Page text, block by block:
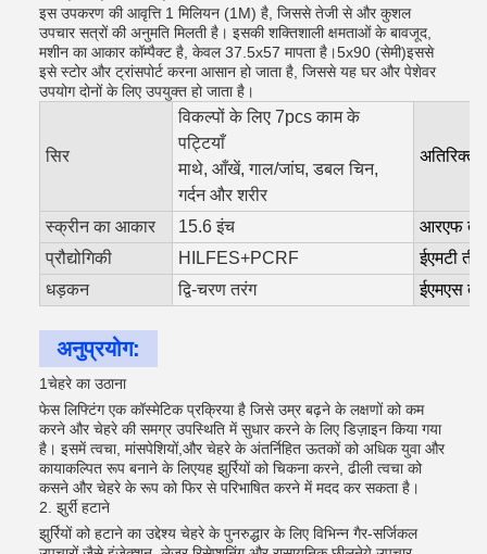
इस उपकरण की आवृत्ति 1 मिलियन (1M) है, जिससे तेजी से और कुशल
उपचार सत्रों की अनुमति मिलती है। इसकी शक्तिशाली क्षमताओं के बावजूद,
मशीन का आकार कॉम्पैक्ट है, केवल 37.5x57 मापता है।5x90 (सेमी)इससे
इसे स्टोर और ट्रांसपोर्ट करना आसान हो जाता है, जिससे यह घर और पेशेवर
उपयोग दोनों के लिए उपयुक्त हो जाता है।
सिर
विकल्पों के लिए 7pcs काम के
पट्टियाँ
माथे, आँखें, गाल/जांघ, डबल चिन,
गर्दन और शरीर
अतिरिक्त
स्क्रीन का आकार 15.6 इंच
आरएफ
प्रौद्योगिकी
HILFES+PCRF
ईएमटी
धड़कन
द्वि-चरण तरंग ईएमएस
अनुप्रयोग:
1चेहरे का उठाना
फेस लिफ्टिंग एक कॉस्मेटिक प्रक्रिया है जिसे उम्र बढ़ने के लक्षणों को कम
करने और चेहरे की समग्र उपस्थिति में सुधार करने के लिए डिज़ाइन किया गया
है। इसमें त्वचा, मांसपेशियों,और चेहरे के अंतर्निहित ऊतकों को अधिक युवा और
कायाकल्पित रूप बनाने के लिएयह झुर्रियों को चिकना करने, ढीली त्वचा को
कसने और चेहरे के रूप को फिर से परिभाषित करने में मदद कर सकता है।
2. झुर्री हटाने
झुर्रियों को हटाने का उद्देश्य चेहरे के पुनरुद्धार के लिए विभिन्न गैर-सर्जिकल